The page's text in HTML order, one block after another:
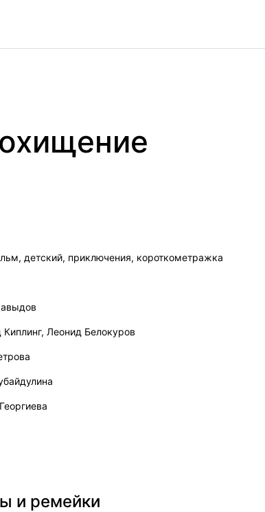
, детский, приключения, короткометражка
, Леонид Белокуров
и ремейки